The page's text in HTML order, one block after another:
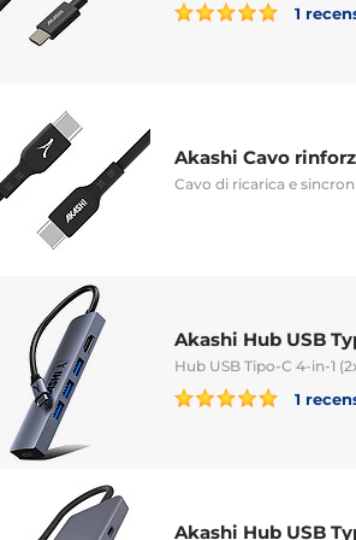
1
Akashi Cavo
Cavo di ricarica e
Akashi Hub USB
Hub USB Tipo-C 4-in-1
1
Akashi Hub USB